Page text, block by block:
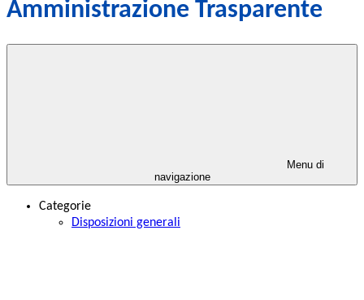
Amministrazione Trasparente
Menu di
navigazione
Categorie
Disposizioni generali